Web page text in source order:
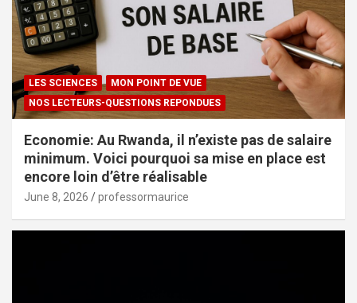
LES SCIENCES
MON POINT DE VUE
NOS LECTEURS-QUESTIONS REPONDUES
Economie: Au Rwanda, il n’existe pas de salaire
minimum. Voici pourquoi sa mise en place est
encore loin d’être réalisable
June 8, 2026 professormaurice